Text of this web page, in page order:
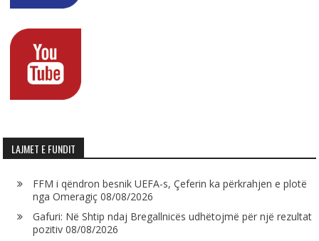
LAJMET E FUNDIT
FFM i qëndron besnik UEFA-s, Çeferin ka përkrahjen e plotë
nga Omeragiç 08/08/2026
Gafuri: Në Shtip ndaj Bregallnicës udhëtojmë për një rezultat
pozitiv 08/08/2026